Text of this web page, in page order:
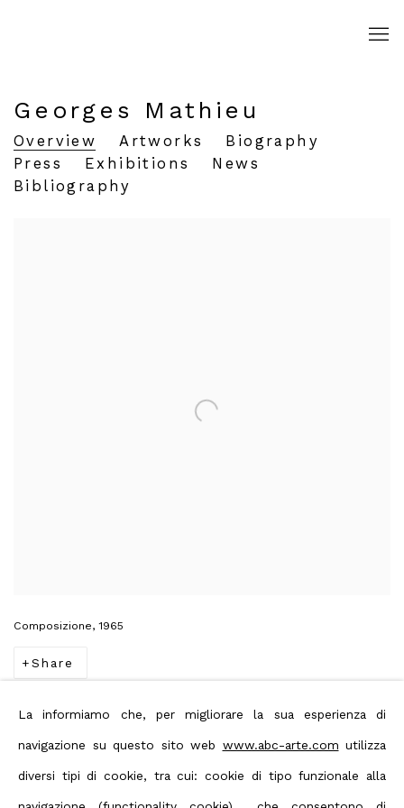
Georges Mathieu
Overview Artworks
Biography
Press
Exhibitions
News
Bibliography
Composizione, 1965
Share
His painting, defined 'lyrical abstractions', goes beyond
traditional and formal constraints of regulative systems,
placing Mathieu with Fautrier and Dubuffet as an important
La informiamo che, per migliorare la sua esperienza di
navigazione su questo sito web www.abc-arte.com utilizza
diversi tipi di cookie, tra cui: cookie di tipo funzionale alla